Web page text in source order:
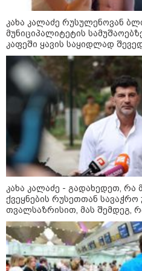
მარტივი და პრაქტიკული
ენერგია კონკრეტულ
აარიდოთ უსარგებლო კამათს.
როგორ
რატომ
ამ
ძალიან
კახა კალაძე რუსულენოვან
მუნიციპალიტეტის
კაფეში ყავის საყიდლად
ამ ქალბატონს, მითხრა, რომ
და შეკითხვები დამისვა -
კახა კალაძე - გადახედეთ, რა
ქვეყნების რუსეთთან
თვალსაზრისით, მას შემდეგ,
გაჩაღდა